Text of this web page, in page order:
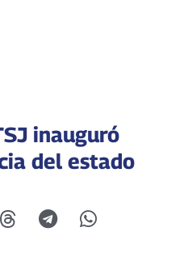
inauguró
del estado